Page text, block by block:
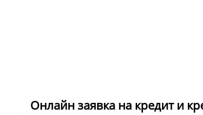
Онлайн заявка на кредит и